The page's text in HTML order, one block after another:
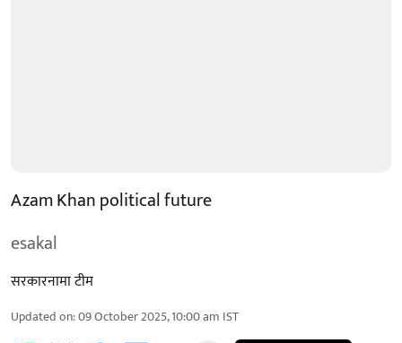
Azam Khan political future
esakal
सरकारनामा टीम
Updated on:09 October 2025, 10:00 am IST